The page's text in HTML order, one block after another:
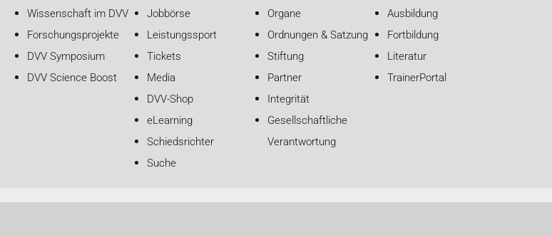
Wissenschaft im DVV
Forschungsprojekte
DVV Symposium
DVV Science Boost
Jobbörse
Leistungssport
Tickets
Media
DVV-Shop
eLearning
Schiedsrichter
Suche
Organe
Ordnungen & Satzung
Stiftung
Partner
Integrität
Gesellschaftliche
Verantwortung
Ausbildung
Fortbildung
Literatur
TrainerPortal